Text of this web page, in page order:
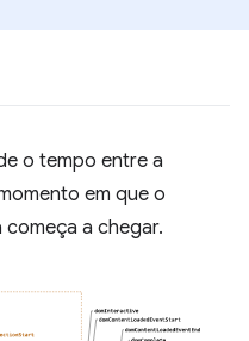
o tempo entre a
em que o
a chegar.